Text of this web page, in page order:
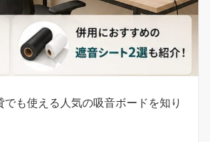
も使える人気の吸音ボードを知り